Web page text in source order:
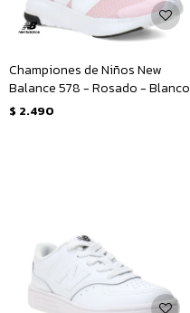
Championes de Niños New
Balance 578 - Rosado - Blanco
$ 2.490